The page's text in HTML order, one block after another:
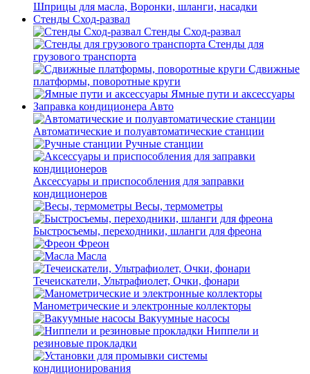
Шприцы для масла, Воронки, шланги, насадки
Стенды Сход-развал
Стенды Сход-развал
Стенды для
грузового транспорта
Сдвижные
платформы, поворотные круги
Ямные пути и аксессуары
Заправка кондиционера Авто
Автоматические и полуавтоматические станции
Ручные станции
Аксессуары и приспособления для заправки
кондиционеров
Весы, термометры
Быстросъемы, переходники, шланги для фреона
Фреон
Масла
Течеискатели, Ультрафиолет, Очки, фонари
Манометрические и электронные коллекторы
Вакуумные насосы
Ниппели и
резиновые прокладки